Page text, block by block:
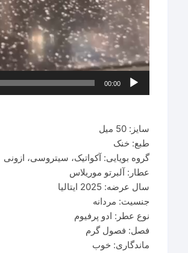
00:00
سایز: 50 میل
طبع: خنک
گروه بویایی: آکواتیک، سیتروسی، ازونی
عطار: آلبرتو موریلاس
سال عرضه: 2025 ایتالیا
جنسیت: مردانه
نوع عطر: ادو پرفیوم
فصل: فصول گرم
ماندگاری: خوب